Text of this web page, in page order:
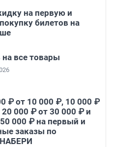
на первую и
билетов на
все товары
₽ от 10 000 ₽, 10 000 ₽
000 ₽ от 30 000 ₽ и
000 ₽ на первый и
заказы по